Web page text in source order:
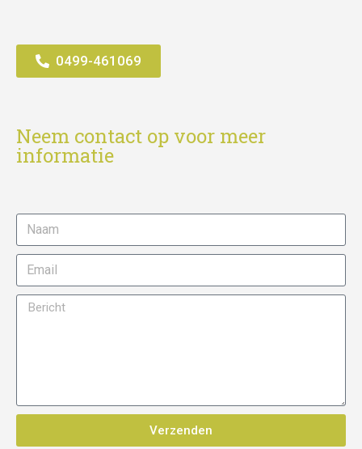
0499-461069
Neem contact op voor meer
informatie
Verzenden